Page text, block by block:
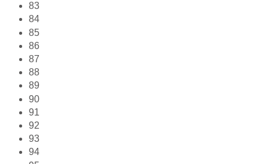
83
84
85
86
87
88
89
90
91
92
93
94